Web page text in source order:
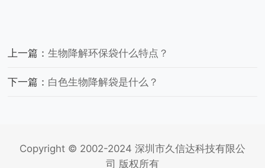
上一篇：生物降解环保袋什么特点？
下一篇： 白色生物降解袋是什么？
Copyright © 2002-2024 深圳市久信达科技有限公
司 版权所有